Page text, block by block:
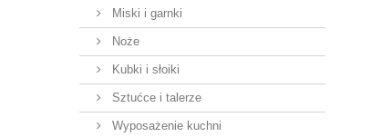
Miski i garnki
Noże
Kubki i słoiki
Sztućce i talerze
Wyposażenie kuchni